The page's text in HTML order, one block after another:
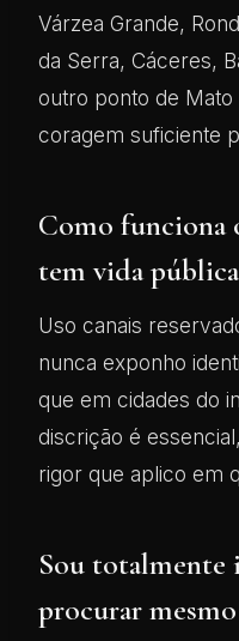
Várzea Grande,
da Serra, Cáceres,
outro ponto de
coragem suficiente
Como funciona
tem vida
Uso canais
nunca exponho
que em cidades do
discrição é
rigor que aplico em
Sou totalmente
procurar mesmo